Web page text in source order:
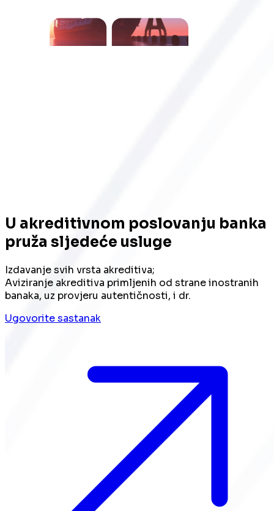
U akreditivnom poslovanju banka
pruža sljedeće usluge
Izdavanje svih vrsta akreditiva;
Aviziranje akreditiva primljenih od strane inostranih
banaka, uz provjeru autentičnosti, i dr.
Ugovorite sastanak